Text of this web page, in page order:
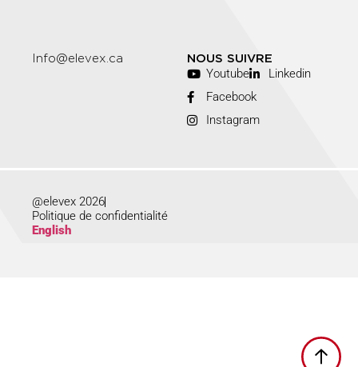
Info@elevex.ca NOUS SUIVRE
Youtube
Linkedin
Facebook
Instagram
@elevex 2026
Politique de confidentialité
English